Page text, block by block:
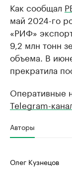
Как сообщал
май 2024-го
«РИФ»
9,2 млн тонн
объема. В
прекратила
Оперативные
Telegram-
Авторы
Олег Кузнецов